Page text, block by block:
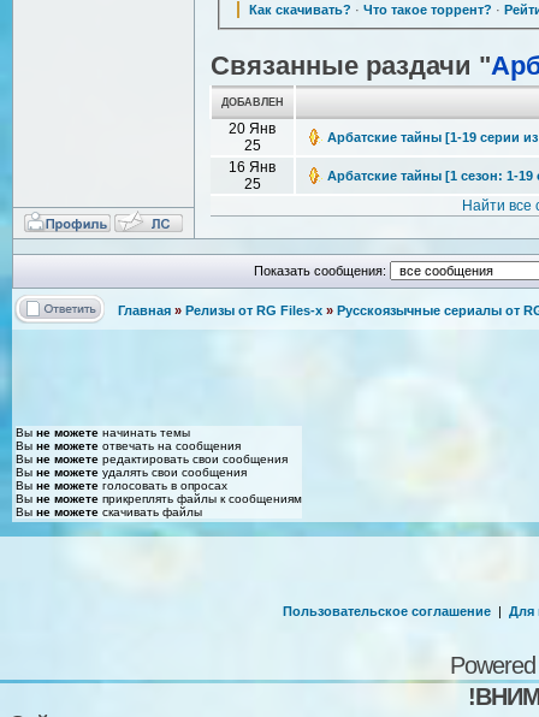
Как скачивать? · Что такое торрент? ·
Связанные раздачи "
ДОБАВЛЕН
20 Янв
25
Арбатские тайны [1-19 серии
16 Янв
25
Арбатские тайны [1 сезон: 1-19
Найти все
Показать сообщения:
Главная » Релизы от RG Files-x » Русскоязычные сериалы от
Вы не можете начинать темы
Вы не можете отвечать на сообщения
Вы не можете редактировать свои сообщения
Вы не можете удалять свои сообщения
Вы не можете голосовать в опросах
Вы не можете прикреплять файлы к сообщениям
Вы не можете скачивать файлы
Пользовательское соглашение | Для